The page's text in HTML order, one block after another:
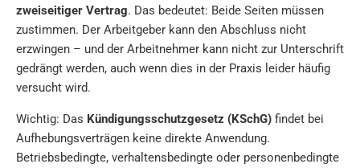
zweiseitiger Vertrag. Das bedeutet: Beide Seiten müssen
zustimmen. Der Arbeitgeber kann den Abschluss nicht
erzwingen – und der Arbeitnehmer kann nicht zur Unterschrift
gedrängt werden, auch wenn dies in der Praxis leider häufig
versucht wird.
Wichtig: Das Kündigungsschutzgesetz (KSchG) findet bei
Aufhebungsverträgen keine direkte Anwendung.
Betriebsbedingte, verhaltensbedingte oder personenbedingte